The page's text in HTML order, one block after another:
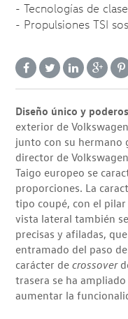
- Tecnologías de
- Propulsiones TSI
Diseño único y
exterior de
junto con su hermano
director de
Taigo europeo se
proporciones. La
tipo coupé, con el
vista lateral también
precisas y afiladas,
entramado del paso
carácter decrossover
trasera se ha
aumentar la